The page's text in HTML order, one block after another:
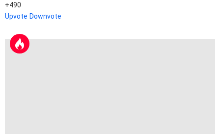
490
Upvote Downvote